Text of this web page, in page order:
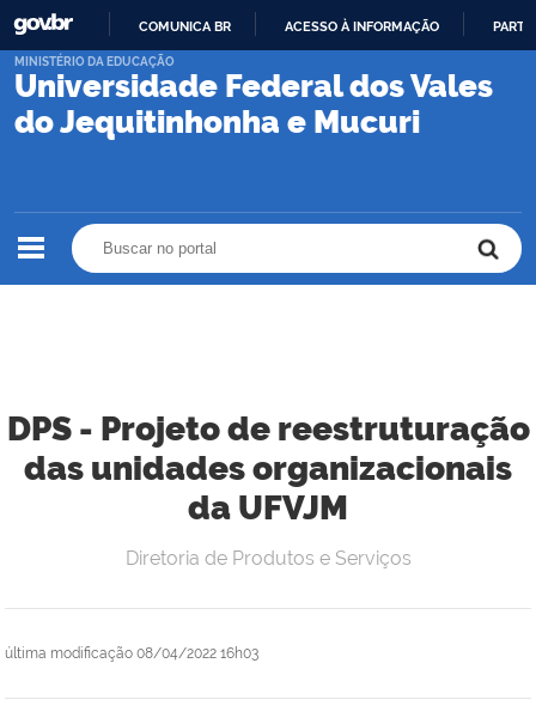
PARA
CONTEÚDO
COMUNICA BR ACESSO À INFORMAÇÃO
Universidade Federal dos Vales
do Jequitinhonha e Mucuri
MINISTÉRIO DA EDUCAÇÃO
DPS - Projeto de reestruturação
das unidades organizacionais
da UFVJM
última modificação 08/04/2022 16h03
Diretoria de Produtos e Serviços